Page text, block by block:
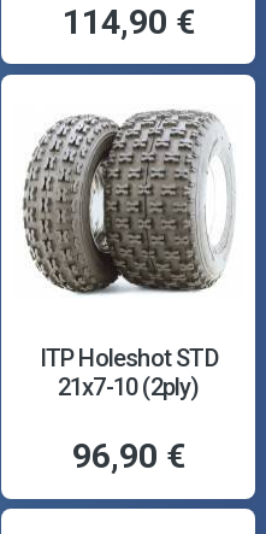
114,90 €
ITP Holeshot STD
21x7-10 (2ply)
96,90 €